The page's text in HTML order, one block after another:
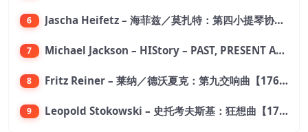
6 Jascha Heifetz – 海菲兹／莫扎特：第四小提琴协奏曲，第五小提琴协奏曲《土耳其》／维瓦尔第：小提琴与大提琴协奏曲，RV 547【192kHz／24bit】
7 Michael Jackson – HIStory – PAST, PRESENT AND FUTURE – BOOK I【96kHz／24bit】
8 Fritz Reiner – 莱纳／德沃夏克：第九交响曲【176.4kHz／24bit】
9 Leopold Stokowski – 史托考夫斯基：狂想曲【176.4kHz／24bit】